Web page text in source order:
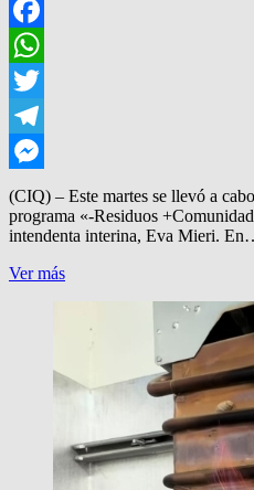
Facebook
WhatsApp
Twitter
Telegram
Messenger
(CIQ) – Este martes se llevó a
programa «-Residuos
intendenta interina, Eva Mieri.
Ver másLIMPIEZA
OESTE